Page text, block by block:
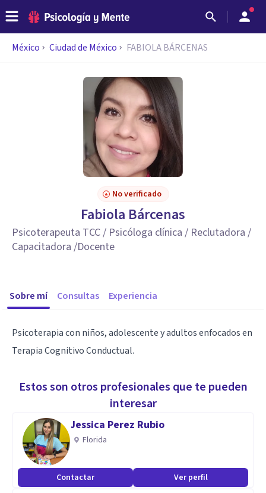
México Ciudad de México FABIOLA BÁRCENAS
No verificado
Fabiola Bárcenas
Psicoterapeuta TCC / Psicóloga clínica / Reclutadora /
Capacitadora /Docente
Sobre mí Consultas Experiencia
Psicoterapia con niños, adolescente y adultos enfocados en
Terapia Cognitivo Conductual.
Estos son otros profesionales que te pueden
interesar
Jessica Perez Rubio
Florida
Contactar Ver perfil